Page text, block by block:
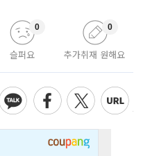
슬퍼요
0
추가취재 원해요
0